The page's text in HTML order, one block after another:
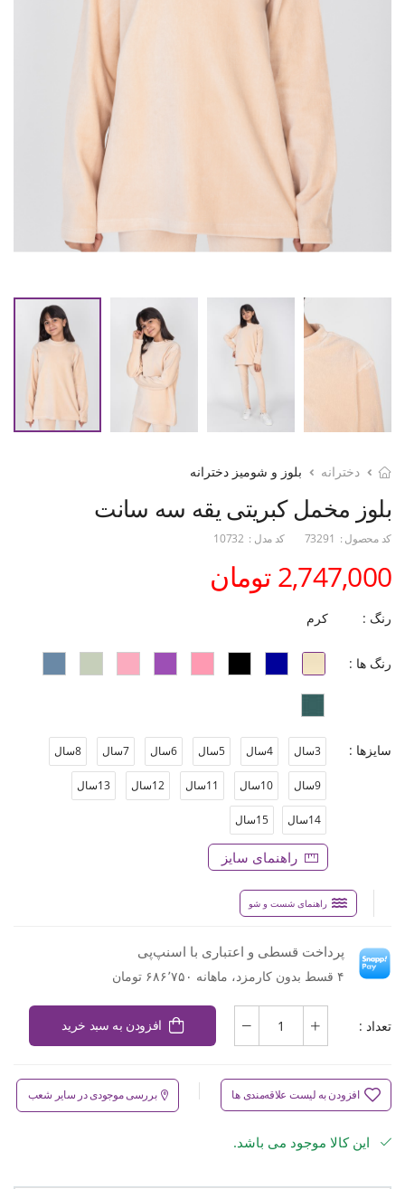
دخترانه بلوز و شومیز دخترانه
بلوز مخمل کبریتی یقه سه سانت
کد محصول : 73291 کد مدل : 10732
2,747,000 تومان
رنگ : کرم
رنگ ها :
سایزها : 3سال 4سال 5سال 6سال 7سال 8سال
9سال 10سال 11سال 12سال 13سال
14سال 15سال
راهنمای سایز
راهنمای شست و شو
پرداخت قسطی و اعتباری با اسنپ‌پی
۴ قسط بدون کارمزد، ماهانه ۶۸۶٬۷۵۰ تومان
تعداد : افزودن به سبد خرید
افزودن به لیست علاقه‌مندی ها بررسی موجودی در سایر شعب
این کالا موجود می باشد.